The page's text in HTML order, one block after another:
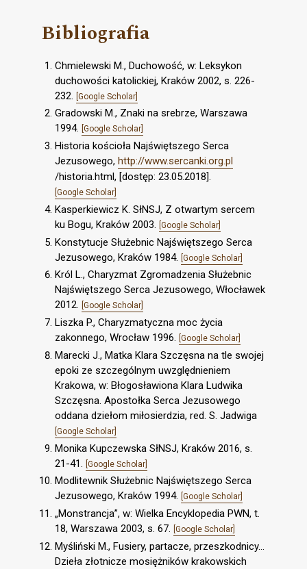
Bibliografia
Chmielewski M., Duchowość, w: Leksykon
duchowości katolickiej, Kraków 2002, s. 226-
232.
[Google Scholar]
Gradowski M., Znaki na srebrze, Warszawa
1994. [Google Scholar]
Historia kościoła Najświętszego Serca
Jezusowego, http://www.sercanki.org.pl
/historia.html, [dostęp: 23.05.2018].
[Google Scholar]
Kasperkiewicz K. SłNSJ, Z otwartym sercem
ku Bogu, Kraków 2003. [Google Scholar]
Konstytucje Służebnic Najświętszego Serca
Jezusowego, Kraków 1984.
[Google Scholar]
Król L., Charyzmat Zgromadzenia Służebnic
Najświętszego Serca Jezusowego, Włocławek
2012. [Google Scholar]
Liszka P., Charyzmatyczna moc życia
zakonnego, Wrocław 1996. [Google Scholar]
Marecki J., Matka Klara Szczęsna na tle swojej
epoki ze szczególnym uwzględnieniem
Krakowa, w: Błogosławiona Klara Ludwika
Szczęsna. Apostołka Serca Jezusowego
oddana dziełom miłosierdzia, red. S. Jadwiga
[Google Scholar]
Monika Kupczewska SłNSJ, Kraków 2016, s.
21-41.
[Google Scholar]
Modlitewnik Służebnic Najświętszego Serca
Jezusowego, Kraków 1994. [Google Scholar]
„Monstrancja”, w: Wielka Encyklopedia PWN, t.
18, Warszawa 2003, s. 67. [Google Scholar]
Myśliński M., Fusiery, partacze, przeszkodnicy…
Dzieła złotnicze mosiężników krakowskich